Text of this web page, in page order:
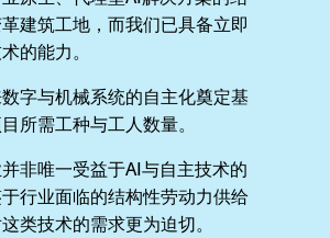
建筑工地，而我们已具备立即
的能力。
字与机械系统的自主化奠定基
所需工种与工人数量。
非唯一受益于AI与自主技术的
行业面临的结构性劳动力供给
类技术的需求更为迫切。